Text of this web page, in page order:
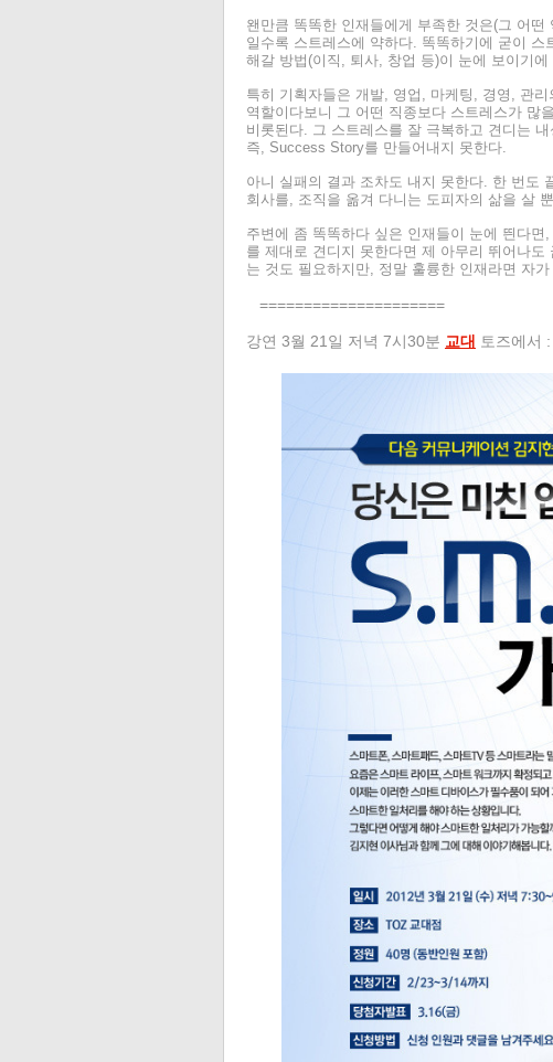
왠만큼 똑똑한 인재들에게 부족한 것은(그 어
일수록 스트레스에 약하다. 똑똑하기에 굳이
해갈 방법(이직, 퇴사, 창업 등)이 눈에 보이기
특히 기획자들은 개발, 영업, 마케팅, 경영, 관
역할이다보니 그 어떤 직종보다 스트레스가 많
비롯된다. 그 스트레스를 잘 극복하고 견디는
즉, Success Story를 만들어내지 못한다.
아니 실패의 결과 조차도 내지 못한다. 한 번도
회사를, 조직을 옮겨 다니는 도피자의 삶을 살
주변에 좀 똑똑하다 싶은 인재들이 눈에 띈다
를 제대로 견디지 못한다면 제 아무리 뛰어나
는 것도 필요하지만, 정말 훌륭한 인재라면 자
=====================
강연 3월 21일 저녁 7시30분 교대 토즈에서 :